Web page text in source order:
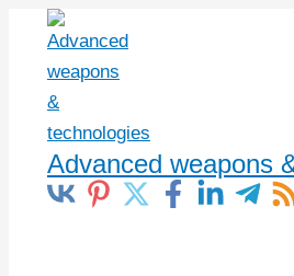
Перейти
содержимому
Advanced weapons